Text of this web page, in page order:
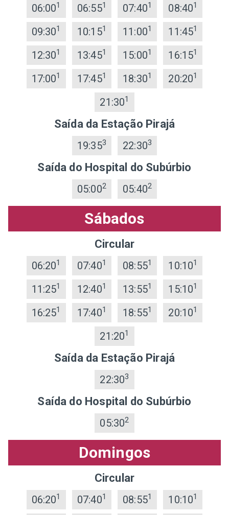
06:001 06:551 07:401 08:401
09:301 10:151 11:001 11:451
12:301 13:451 15:001 16:151
17:001 17:451 18:301 20:201
21:301
Saída da Estação Pirajá
19:353 22:303
Saída do Hospital do Subúrbio
05:002 05:402
Sábados
Circular
06:201 07:401 08:551 10:101
11:251 12:401 13:551 15:101
16:251 17:401 18:551 20:101
21:201
Saída da Estação Pirajá
22:303
Saída do Hospital do Subúrbio
05:302
Domingos
Circular
06:201 07:401 08:551 10:101